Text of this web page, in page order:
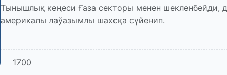
Тынышлық кеңеси Ғаза секторы менен шекленбейди,
америкалы лаўазымлы шахсқа сүйенип.
1700